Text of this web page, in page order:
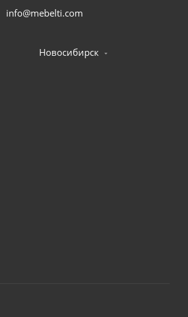
info@mebelti.com
Новосибирск